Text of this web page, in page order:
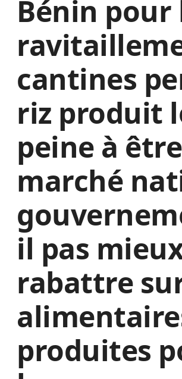
Bénin pour
cantines
riz produit
peine à
marché
il pas
rabattre
produites